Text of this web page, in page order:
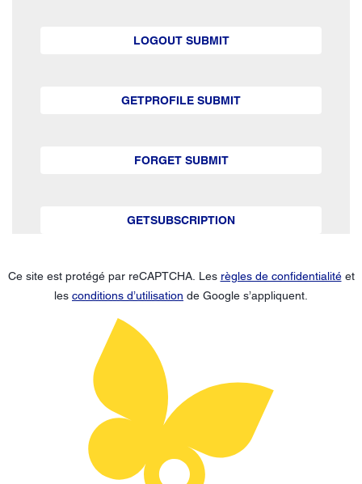
LOGOUT SUBMIT
GETPROFILE SUBMIT
FORGET SUBMIT
GETSUBSCRIPTION
Ce site est protégé par reCAPTCHA. Les règles de confidentialitéet
les conditions d’utilisation de Google s’appliquent.